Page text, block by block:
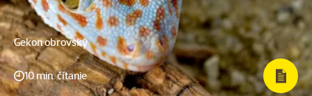
Gekon obrovský
10 min. čítanie